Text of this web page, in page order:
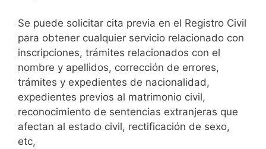
Se puede solicitar cita previa en el Registro Civil
para obtener cualquier servicio relacionado con
inscripciones, trámites relacionados con el
nombre y apellidos, corrección de errores,
trámites y expedientes de nacionalidad,
expedientes previos al matrimonio civil,
reconocimiento de sentencias extranjeras que
afectan al estado civil, rectificación de sexo,
etc,